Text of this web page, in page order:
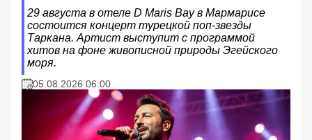
29 августа в отеле D Maris Bay в Мармарисе
состоится концерт турецкой поп-звезды
Таркана. Артист выступит с программой
хитов на фоне живописной природы Эгейского
моря.
05.08.2026 06:00